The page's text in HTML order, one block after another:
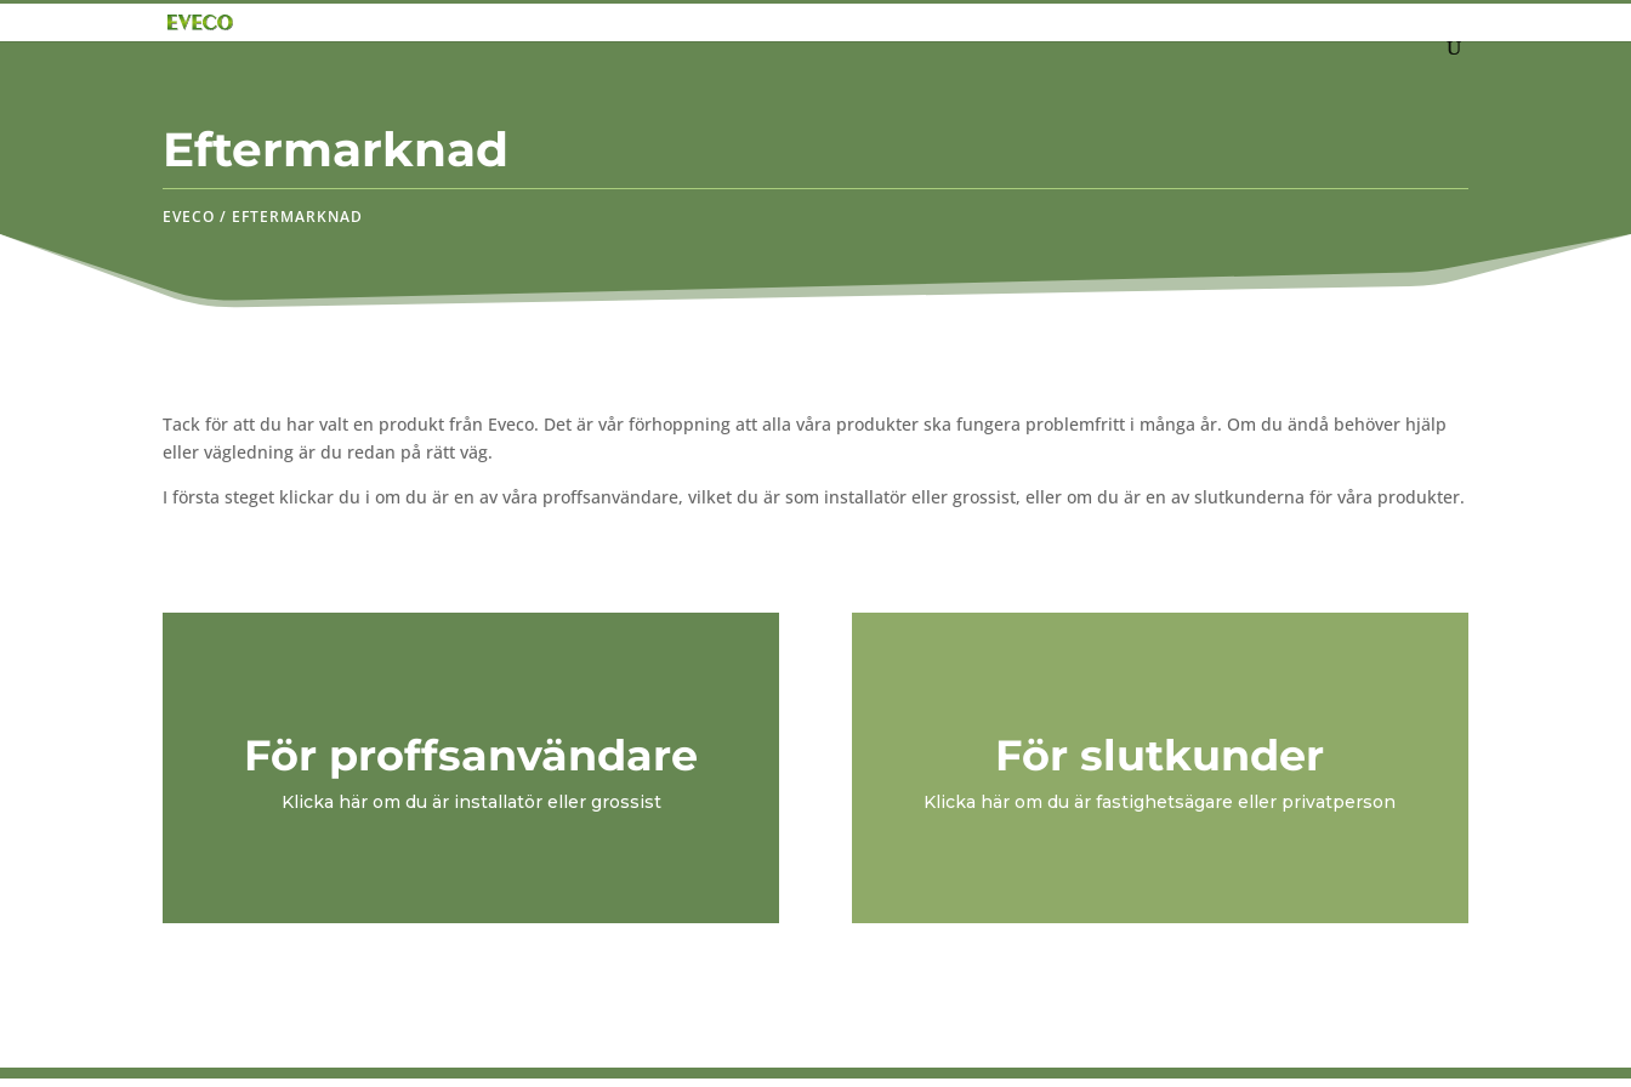
Produktsökning
Eftermarknad
EVECO / EFTERMARKNAD
Tack för att du har valt en produkt från Eveco. Det är vår förhoppning att alla våra produkter ska fungera problemfritt i många år. Om du ändå behöver hjälp
eller vägledning är du redan på rätt väg.
I första steget klickar du i om du är en av våra proffsanvändare, vilket du är som installatör eller grossist, eller om du är en av slutkunderna för våra produkter.
För proffsanvändare
Klicka här om du är installatör eller grossist
För slutkunder
Klicka här om du är fastighetsägare eller privatperson